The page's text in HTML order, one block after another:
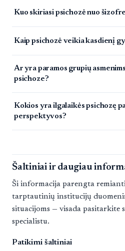
Kuo skiriasi psichozė nuo
Kaip psichozė veikia kasdienį
Ar yra paramos grupių
psichoze?
Kokios yra ilgalaikės psichozę
perspektyvos?
Šaltiniai ir daugiau
Ši informacija parengta
tarptautinių institucijų
situacijoms — visada pasitarkite
specialistu.
Patikimi šaltiniai